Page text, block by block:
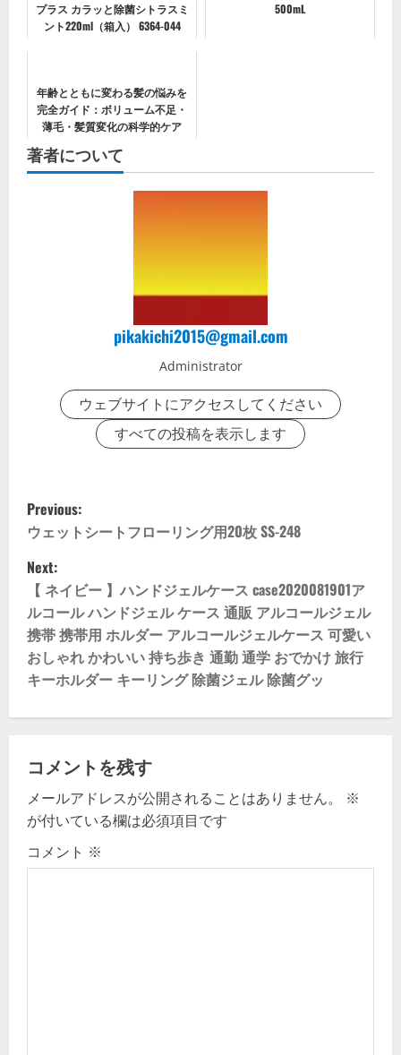
プラス カラッと除菌シトラスミ
ント220ml（箱入） 6364-044
500mL
年齢とともに変わる髪の悩みを
完全ガイド：ボリューム不足・
薄毛・髪質変化の科学的ケア
著者について
pikakichi2015@gmail.com
Administrator
ウェブサイトにアクセスしてください
すべての投稿を表示します
P
o
s
t
n
a
v
i
g
a
t
Previous:
ウェットシートフローリング用20枚 SS-248
Next:
【 ネイビー 】ハンドジェルケース case2020081901ア
ルコール ハンドジェル ケース 通販 アルコールジェル
携帯 携帯用 ホルダー アルコールジェルケース 可愛い
おしゃれ かわいい 持ち歩き 通勤 通学 おでかけ 旅行
キーホルダー キーリング 除菌ジェル 除菌グッ
コメントを残す
メールアドレスが公開されることはありません。
※
が付いている欄は必須項目です
コメント ※